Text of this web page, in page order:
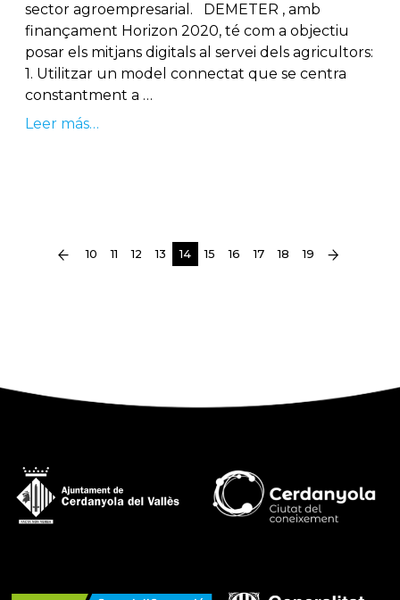
sector agroempresarial. DEMETER , amb
finançament Horizon 2020, té com a objectiu
posar els mitjans digitals al servei dels agricultors:
1. Utilitzar un model connectat que se centra
constantment a …
Leer más…
10 11 12 13 14(current)
15 16 17 18 19